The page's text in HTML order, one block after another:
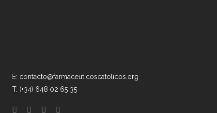
E: contacto@farmaceuticoscatolicos.org
T: (+34) 648 02 65 35